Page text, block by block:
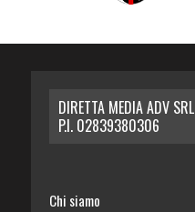
DIRETTA MEDIA ADV SRL
P.I. 02839380306
Chi siamo